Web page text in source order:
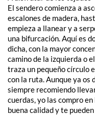
El sendero comienza a
escalones de madera,
empieza a llanear y a
una bifurcación. Aquí es
dicha, con la mayor
camino de la izquierda o
traza un pequeño círculo
con la ruta. Aunque ya os
siempre recomiendo
cuerdas, yo las compro en
buena calidad y te